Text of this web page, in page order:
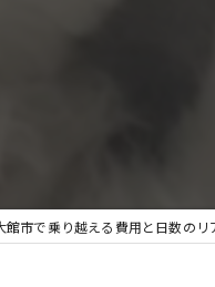
市で乗り越える費用と日数のリ